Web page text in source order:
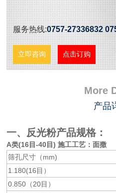
服务热线:0757-27336832
立即咨询 点击订购
More
产品
一、 反光粉产品规格：
A类(16目-40目) 施工工艺：面撒
筛孔尺寸（mm)
1.180(16目）
0.850（20目）